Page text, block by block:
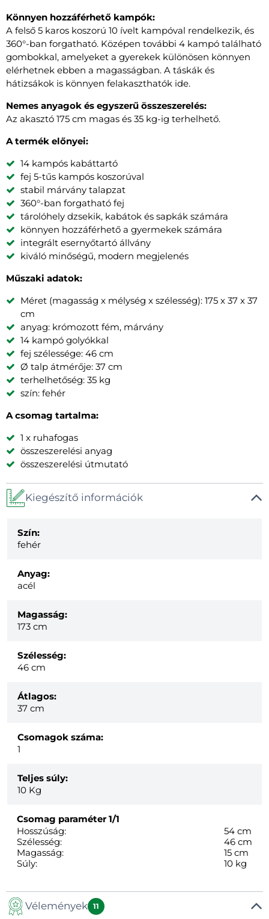
Könnyen hozzáférhető kampók:
A felső 5 karos koszorú 10 ívelt kampóval rendelkezik, és
360°-ban forgatható. Középen további 4 kampó található
gombokkal, amelyeket a gyerekek különösen könnyen
elérhetnek ebben a magasságban. A táskák és
hátizsákok is könnyen felakaszthatók ide.
Nemes anyagok és egyszerű összeszerelés:
Az akasztó 175 cm magas és 35 kg-ig terhelhető.
A termék előnyei:
14 kampós kabáttartó
fej 5-tűs kampós koszorúval
stabil márvány talapzat
360°-ban forgatható fej
tárolóhely dzsekik, kabátok és sapkák számára
könnyen hozzáférhető a gyermekek számára
integrált esernyőtartó állvány
kiváló minőségű, modern megjelenés
Műszaki adatok:
Méret (magasság x mélység x szélesség): 175 x 37 x 37
cm
anyag: krómozott fém, márvány
14 kampó golyókkal
fej szélessége: 46 cm
Ø talp átmérője: 37 cm
terhelhetőség: 35 kg
szín: fehér
A csomag tartalma:
1 x ruhafogas
összeszerelési anyag
összeszerelési útmutató
Kiegészítő információk
Szín:
fehér
Anyag:
acél
Magasság:
173 cm
Szélesség:
46 cm
Átlagos:
37 cm
Csomagok száma:
1
Teljes súly:
10 Kg
Csomag paraméter1/1
Hosszúság:
54 cm
Szélesség:
46 cm
Magasság:
15 cm
Súly:
10 kg
Vélemények 11